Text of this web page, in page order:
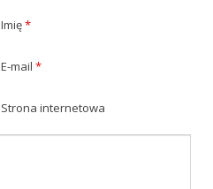
Imię*
E-mail *
Strona internetowa